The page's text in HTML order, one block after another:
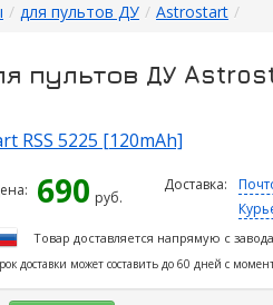
/ для пультов ДУ / Astrostart /
пультов ДУ
RSS 5225 [120mAh]
690 руб.
Доставка:
Товар доставляется напрямую с
доставки может составить до 60 дней с